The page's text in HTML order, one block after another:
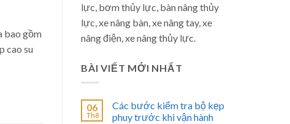
bao gồm
cao su
lực, bơm thủy lực, bàn nâng thủy
lực, xe nâng bàn, xe nâng tay, xe
nâng điện, xe nâng thủy lực.
BÀI VIẾT MỚI NHẤT
06
Th8
Các bước kiểm tra bộ kẹp
phuy trước khi vận hành